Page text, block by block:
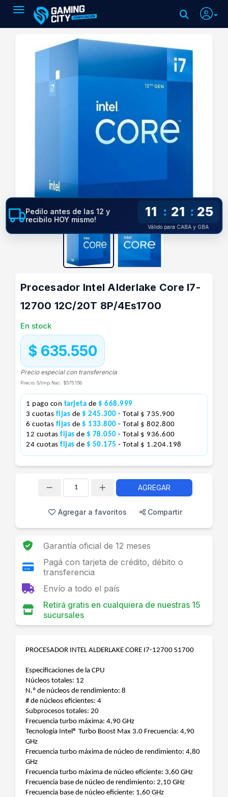
Toggle navigation
Procesador Intel Alderlake Core I7-
12700 12C/20T 8P/4Es1700
En stock
$ 635.550
Precio especial con transferencia
Precio S/Imp.Nac. $575.158
1 pago con tarjeta de $ 668.999
3 cuotas fijas de $ 245.300 - Total $ 735.900
6 cuotas fijas de $ 133.800 - Total $ 802.800
12 cuotas fijas de $ 78.050 - Total $ 936.600
24 cuotas fijas de $ 50.175 - Total $ 1.204.198
Pedilo antes de las 12 y
recibilo HOY mismo!
11 : 21 : 25
Válido para CABA y GBA
AGREGAR
Agregar a favoritos Compartir
Garantía oficial de 12 meses
Pagá con tarjeta de crédito, débito o
transferencia
Envío a todo el país
Retirá gratis en cualquiera de nuestras 15
sucursales
PROCESADOR INTEL ALDERLAKE CORE I7-12700 S1700
Especificaciones de la CPU
Núcleos totales: 12
N.º de núcleos de rendimiento: 8
# de núcleos eficientes: 4
Subprocesos totales: 20
Frecuencia turbo máxima: 4,90 GHz
Tecnología Intel® Turbo Boost Max 3.0 Frecuencia: 4,90
GHz
Frecuencia turbo máxima de núcleo de rendimiento: 4,80
GHz
Frecuencia turbo máxima de núcleo eficiente: 3,60 GHz
Frecuencia base de núcleo de rendimiento: 2,10 GHz
Frecuencia base de núcleo eficiente: 1,60 GHz